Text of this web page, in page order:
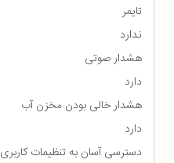
تایمر
ندارد
هشدار صوتی
دارد
هشدار خالی بودن مخزن آب
دارد
دسترسی آسان به تنظیمات کاربری